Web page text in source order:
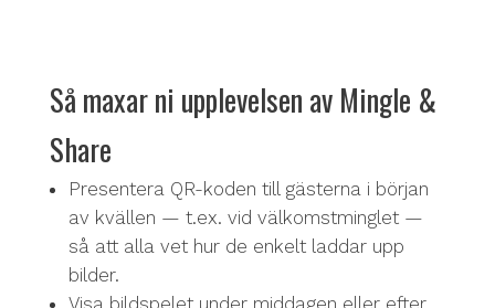
Så maxar ni upplevelsen av Mingle &
Share
Presentera QR-koden till gästerna i början
av kvällen — t.ex. vid välkomstminglet —
så att alla vet hur de enkelt laddar upp
bilder.
Visa bildspelet under middagen eller efter